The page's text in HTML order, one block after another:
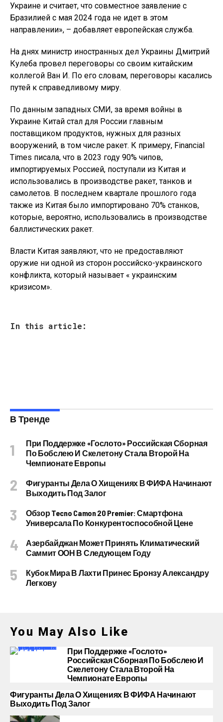
Украине и считает, что совместное заявление с
Бразилией с мая 2024 года не идет в этом
направлении», – добавляет европейская служба.
На днях министр иностранных дел Украины Дмитрий
Кулеба провел переговоры со своим китайским
коллегой Ван И. По его словам, переговоры касались
путей к справедливому миру.
По данным западных СМИ, за время войны в
Украине Китай стал для России главным
поставщиком продуктов, нужных для разных
вооружений, в том числе ракет. К примеру, Financial
Times писала, что в 2023 году 90% чипов,
импортируемых Россией, поступали из Китая и
использовались в производстве ракет, танков и
самолетов. В последнем квартале прошлого года
также из Китая было импортировано 70% станков,
которые, вероятно, использовались в производстве
баллистических ракет.
Власти Китая заявляют, что не предоставляют
оружие ни одной из сторон российско-украинского
конфликта, который называет « украинским
кризисом».
In this article:
В Тренде
При Поддержке «Гослото» Российская Сборная
По Бобслею И Скелетону Стала Второй На
Чемпионате Европы
Фигуранты Дела О Хищениях В ФИФА Начинают
Выходить Под Залог
Обзор Tecno Camon 20 Premier: Смартфона
Универсала По Конкурентоспособной Цене
Азербайджан Может Принять Климатический
Саммит ООН В Следующем Году
Кубок Мира В Лахти Принес Бронзу Александру
Легкову
You May Also Like
При Поддержке «Гослото»
Российская Сборная По Бобслею И
Скелетону Стала Второй На
Чемпионате Европы
Фигуранты Дела О Хищениях В ФИФА Начинают
Выходить Под Залог